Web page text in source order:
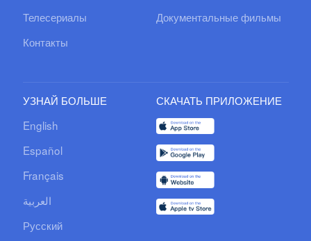
Телесериалы
Документальные фильмы
Контакты
УЗНАЙ БОЛЬШЕ
English
Español
Français
العربية
Русский
СКАЧАТЬ ПРИЛОЖЕНИЕ